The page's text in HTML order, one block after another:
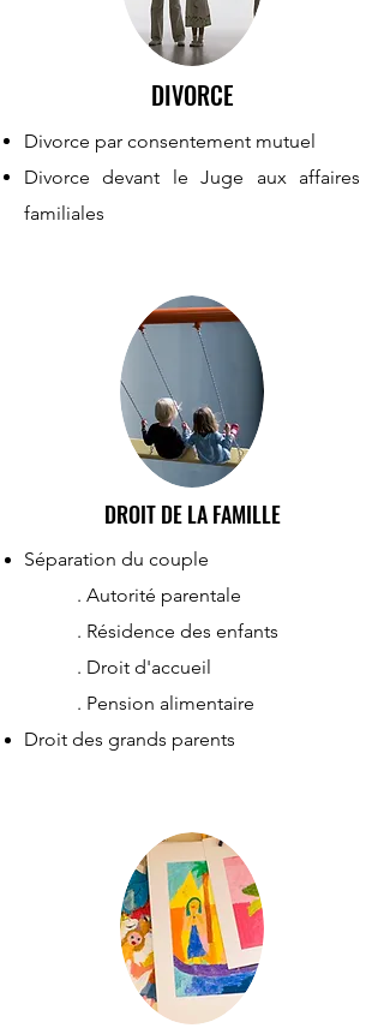
DIVORCE
Divorce par consentement mutuel
Divorce devant le Juge aux affaires
familiales
DROIT DE LA FAMILLE
Séparation du couple
. Autorité parentale
. Résidence des enfants
. Droit d'accueil
. Pension alimentaire
Droit des grands parents